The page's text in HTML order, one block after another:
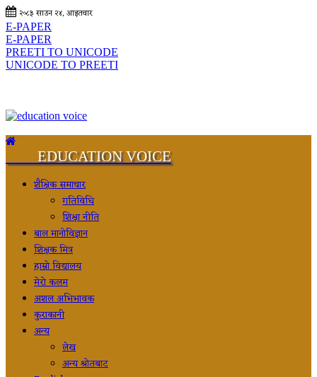
२०८३ साउन २४, आइतवार
E-PAPER
E-PAPER
PREETI TO UNICODE
UNICODE TO PREETI
EDUCATION VOICE
शैक्षिक समाचार
गतिविधि
शिक्षा नीति
बाल मानोविज्ञान
शिक्षक मित्र
हाम्रो विद्यालय
मेरो कलम
अशल अभिभावक
कुराकानी
अन्य
लेख
अन्य श्रोतबाट